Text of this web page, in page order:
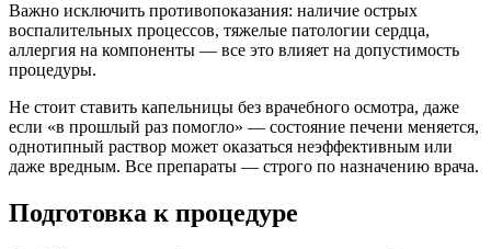
Важно исключить противопоказания: наличие острых
воспалительных процессов, тяжелые патологии сердца,
аллергия на компоненты — все это влияет на допустимость
процедуры.
Не стоит ставить капельницы без врачебного осмотра, даже
если «в прошлый раз помогло» — состояние печени меняется,
однотипный раствор может оказаться неэффективным или
даже вредным. Все препараты — строго по назначению врача.
Подготовка к процедуре